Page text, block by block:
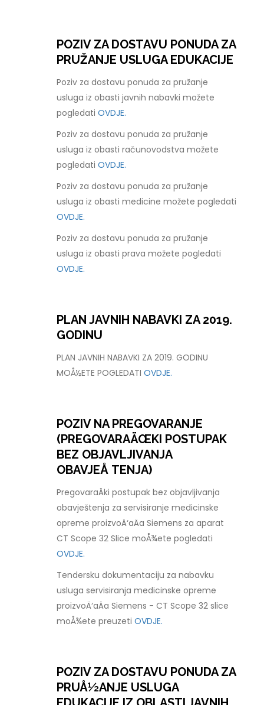
POZIV ZA DOSTAVU PONUDA ZA
PRUŽANJE USLUGA EDUKACIJE
Poziv za dostavu ponuda za pružanje
usluga iz obasti javnih nabavki možete
pogledatiOVDJE.
Poziv za dostavu ponuda za pružanje
usluga iz obasti računovodstva možete
pogledatiOVDJE.
Poziv za dostavu ponuda za pružanje
usluga iz obasti medicine možete pogledati
OVDJE.
Poziv za dostavu ponuda za pružanje
usluga iz obasti prava možete pogledati
OVDJE.
PLAN JAVNIH NABAVKI ZA 2019.
GODINU
PLAN JAVNIH NABAVKI ZA 2019. GODINU
MOÅ½ETE POGLEDATIOVDJE.
POZIV NA PREGOVARANJE
(PREGOVARAÄŒKI POSTUPAK
BEZ OBJAVLJIVANJA
OBAVJEÅ TENJA)
PregovaraÄki postupak bez objavljivanja
obavještenja za servisiranje medicinske
opreme proizvoÄ‘aÄa Siemens za aparat
CT Scope 32 Slice moÅ¾ete pogledati
OVDJE.
Tendersku dokumentaciju za nabavku
usluga servisiranja medicinske opreme
proizvoÄ‘aÄa Siemens - CT Scope 32 slice
moÅ¾ete preuzetiOVDJE.
POZIV ZA DOSTAVU PONUDA ZA
PRUÅ½ANJE USLUGA